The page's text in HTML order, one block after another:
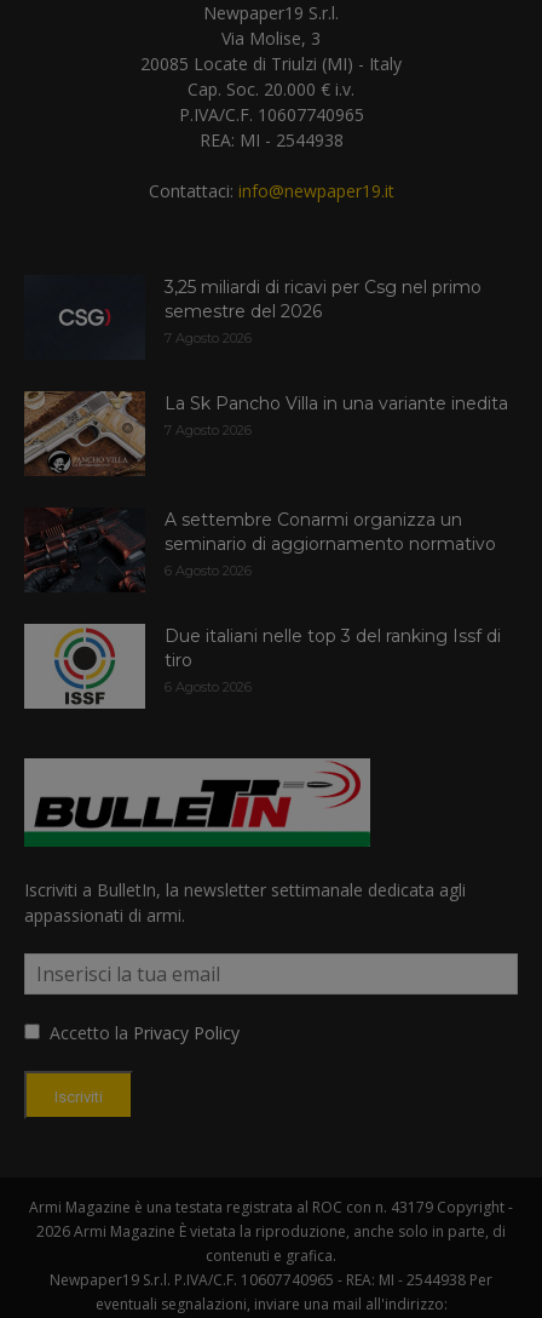
Newpaper19 S.r.l.
Via Molise, 3
20085 Locate di Triulzi (MI) - Italy
Cap. Soc. 20.000 € i.v.
P.IVA/C.F. 10607740965
REA: MI - 2544938
Contattaci: info@newpaper19.it
3,25 miliardi di ricavi per Csg nel primo
semestre del 2026
7 Agosto 2026
La Sk Pancho Villa in una variante inedita
7 Agosto 2026
A settembre Conarmi organizza un
seminario di aggiornamento normativo
6 Agosto 2026
Due italiani nelle top 3 del ranking Issf di
tiro
6 Agosto 2026
Iscriviti a BulletIn, la newsletter settimanale dedicata agli
appassionati di armi.
Accetto la Privacy Policy
Iscriviti
Armi Magazine è una testata registrata al ROC con n. 43179 Copyright -
2026 Armi Magazine È vietata la riproduzione, anche solo in parte, di
contenuti e grafica.
Newpaper19 S.r.l. P.IVA/C.F. 10607740965 - REA: MI - 2544938 Per
eventuali segnalazioni, inviare una mail all'indirizzo: